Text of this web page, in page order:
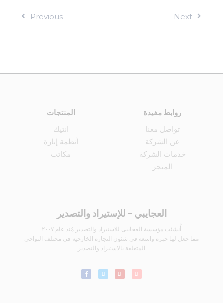
Previous Next
المنتجات
انتيك
أنظمة إنارة
مكاتب
روابط مفيدة
تواصل معنا
عن الشركة
خدمات الشركة
المتجر
العجايبي - للإستيراد والتصدير
أُنشئت مؤسسة العجايبى للاستيراد والتصدير مُنذ عام ٢٠٠٧
مما جعل لها خبرة واسعة فى شئون التجارة الخارجية فى مختلف النواحى
المتعلقة بالاستيراد والتصدير